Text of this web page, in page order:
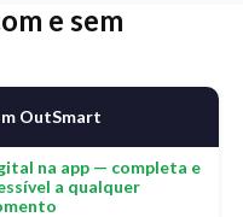
e sem
OutSmart
na app — completa e
a qualquer